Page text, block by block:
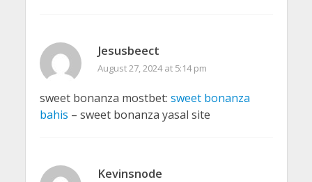
Jesusbeect
August 27, 2024 at 5:14 pm
sweet bonanza mostbet: sweet bonanza
bahis – sweet bonanza yasal site
Kevinsnode